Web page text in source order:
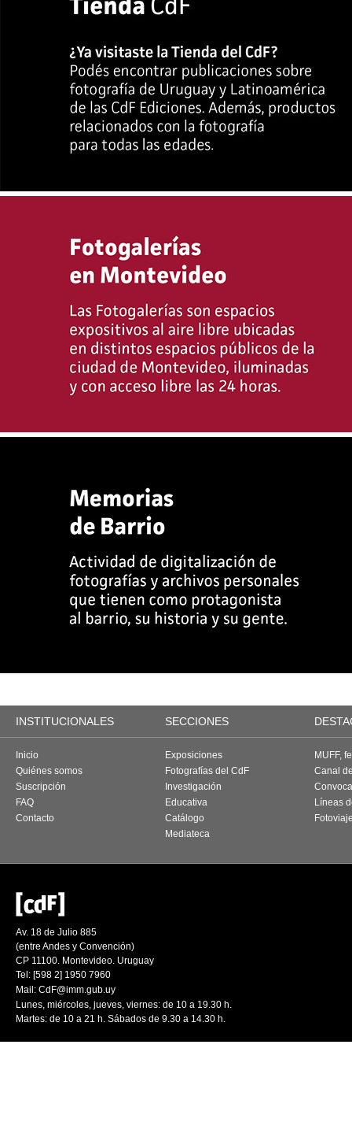
INSTITUCIONALES SECCIONES
Inicio
Quiénes somos
Suscripción
FAQ
Contacto
Exposiciones
Fotografías del CdF
Investigación
Educativa
Catálogo
Mediateca
MUFF,
Canal
Líneas
Av. 18 de Julio 885
(entre Andes y Convención)
CP 11100. Montevideo. Uruguay
Tel: [598 2] 1950 7960
Mail: CdF@imm.gub.uy
Lunes, miércoles, jueves, viernes: de 10 a 19.30 h.
Martes: de 10 a 21 h. Sábados de 9.30 a 14.30 h.